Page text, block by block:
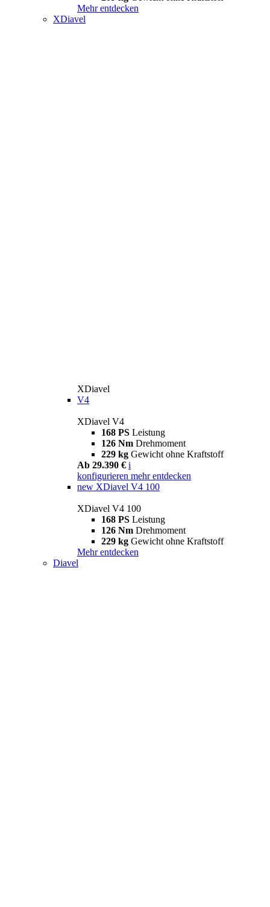
Mehr entdecken
XDiavel
XDiavel
V4
XDiavel V4
168 PS Leistung
126 Nm Drehmoment
229 kg Gewicht ohne Kraftstoff
Ab 29.390 € i
konfigurieren mehr entdecken
new XDiavel V4 100
XDiavel V4 100
168 PS Leistung
126 Nm Drehmoment
229 kg Gewicht ohne Kraftstoff
Mehr entdecken
Diavel